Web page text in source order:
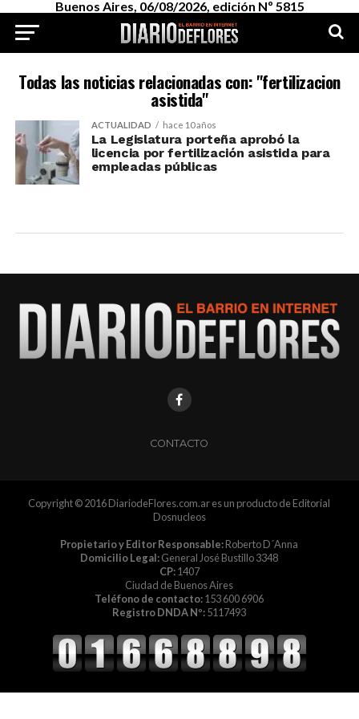
Buenos Aires, 06/08/2026, edición Nº 5815
Todas las noticias relacionadas con: "fertilizacion
asistida"
ACTUALIDAD hace 10 años
La Legislatura porteña aprobó la
licencia por fertilización asistida para
empleadas públicas
CONTACTO
Copyright © 2016 DiariodeFlores.com.ar es un producto de Editorial
Dosnucleos
Propietario y Editor Responsable:Roberto D´Anna
Domicilio Legal:General José Bustillo 3348
CP:1407
Ciudad de Buenos Aires
Teléfono de contacto:153 600 6906
Registro DNDA Nº:5117493